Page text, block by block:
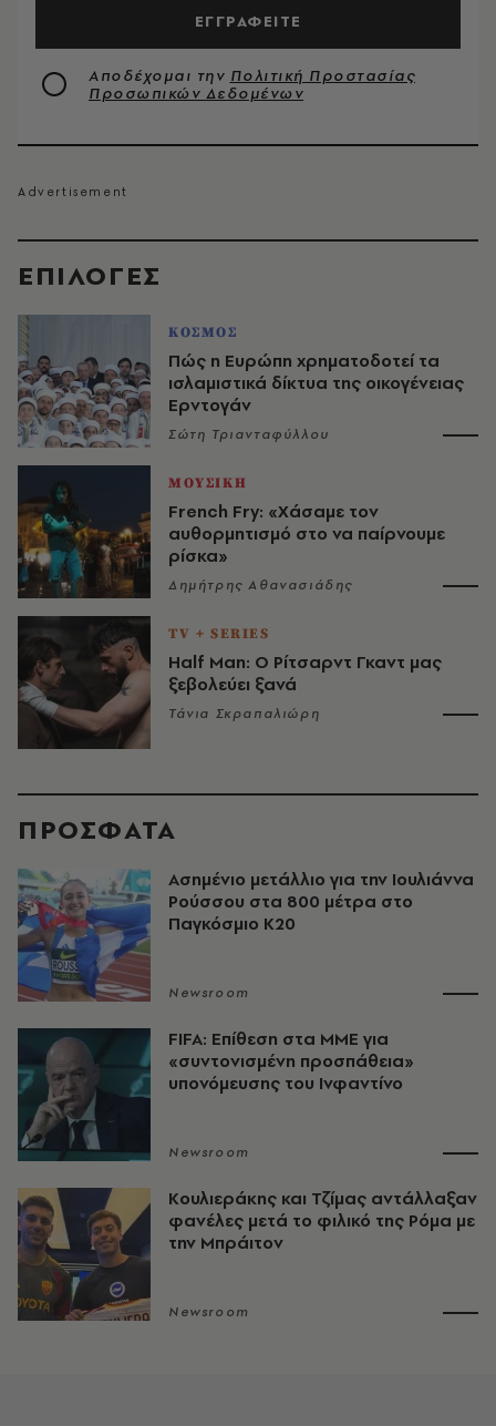
EΠΙΛΟΓΈΣ
ΚΟΣΜΟΣ
Πώς η Ευρώπη χρηματοδοτεί τα
ισλαμιστικά δίκτυα της οικογένειας
Ερντογάν
Σώτη Τριανταφύλλου
ΜΟΥΣΙΚΗ
French Fry: «Χάσαμε τον
αυθορμητισμό στο να παίρνουμε
ρίσκα»
Δημήτρης Αθανασιάδης
TV + SERIES
Half Man: Ο Ρίτσαρντ Γκαντ μας
ξεβολεύει ξανά
Τάνια Σκραπαλιώρη
ΕΓΓΡΑΦΕΙΤΕ
Αποδέχομαι την Πολιτική Προστασίας
Προσωπικών Δεδομένων
ΠΡΟΣΦΑΤΑ
Ασημένιο μετάλλιο για την Ιουλιάννα
Ρούσσου στα 800 μέτρα στο
Παγκόσμιο Κ20
Newsroom
FIFA: Επίθεση στα ΜΜΕ για
«συντονισμένη προσπάθεια»
υπονόμευσης του Ινφαντίνο
Newsroom
Κουλιεράκης και Τζίμας αντάλλαξαν
φανέλες μετά το φιλικό της Ρόμα με
την Μπράιτον
Newsroom